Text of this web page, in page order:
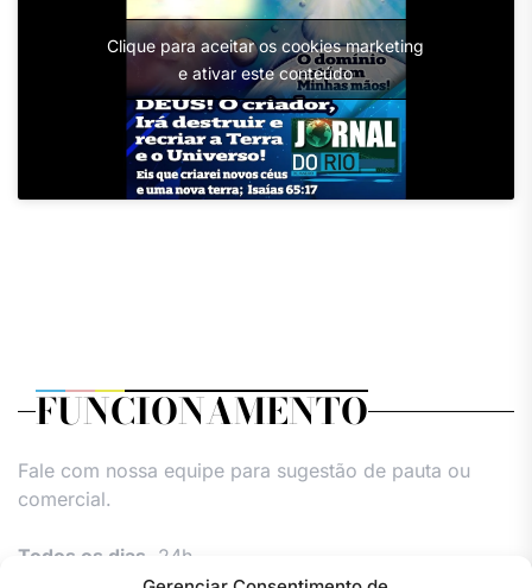
Clique para aceitar os cookies marketing
e ativar este conteúdo
FUNCIONAMENTO
Fale com nossa equipe para sugestão de pauta ou
comercial.
Todos os dias, 24h.